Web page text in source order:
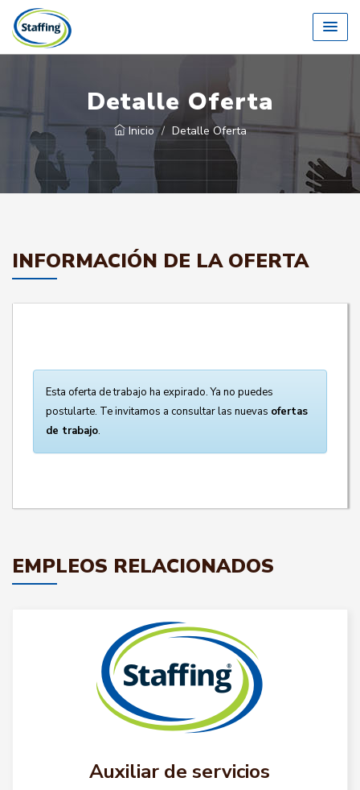
Detalle Oferta
Inicio Detalle Oferta
INFORMACIÓN DE LA OFERTA
Esta oferta de trabajo ha expirado. Ya no puedes
postularte. Te invitamos a consultar las nuevas ofertas
de trabajo.
EMPLEOS RELACIONADOS
Auxiliar de servicios